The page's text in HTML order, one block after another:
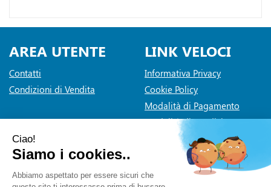
AREA UTENTE
Contatti
Condizioni di Vendita
LINK VELOCI
Informativa Privacy
Cookie Policy
Modalità di Pagamento
Modalità di Spedizione e
Dichiarazione di accessibilità